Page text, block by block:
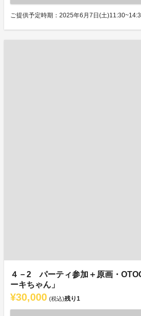
ご提供予定時期：2025年6月7日(土
４－2 パーティ参加＋原画・
ーキちゃん」
¥30,000 (税込)残り1